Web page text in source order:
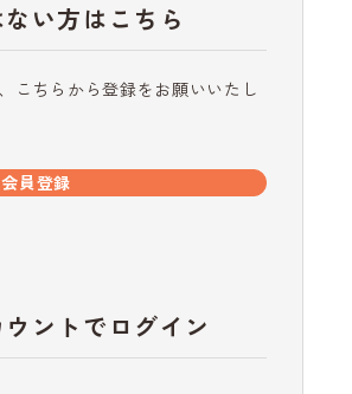
い方はこちら
こちらから登録をお願いいたし
員登録
ントでログイン